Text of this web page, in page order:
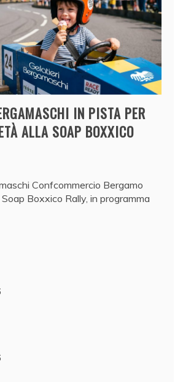
IN PISTA PER
ALLA SOAP BOXXICO
Confcommercio Bergamo
Boxxico Rally, in programma